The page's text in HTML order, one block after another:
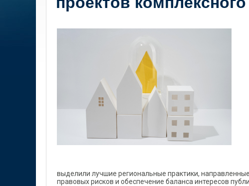
выделили лучшие региональные практики,
правовых рисков и обеспечение баланса интересов